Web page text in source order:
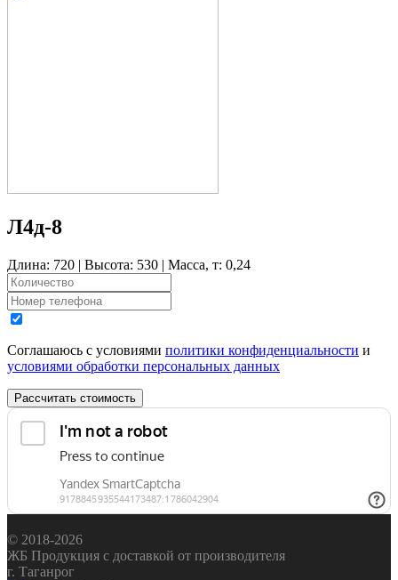
Л4д-8
Длина: 720 | Высота: 530 | Масса, т: 0,24
Соглашаюсь с условиями политики конфиденциальности и
условиями обработки персональных данных
Рассчитать стоимость
© 2018-2026
ЖБ Продукция с доставкой от производителя
г. Таганрог